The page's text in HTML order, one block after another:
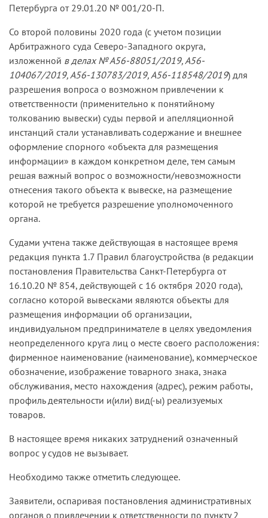
Петербурга от 29.01.20 № 001/20-П.
Со второй половины 2020 года (с учетом позиции
Арбитражного суда Северо-Западного округа,
изложенной в делах № А56-88051/2019, А56-
104067/2019, А56-130783/2019, А56-118548/2019) для
разрешения вопроса о возможном привлечении к
ответственности (применительно к понятийному
толкованию вывески) суды первой и апелляционной
инстанций стали устанавливать содержание и внешнее
оформление спорного «объекта для размещения
информации» в каждом конкретном деле, тем самым
решая важный вопрос о возможности/невозможности
отнесения такого объекта к вывеске, на размещение
которой не требуется разрешение уполномоченного
органа.
Судами учтена также действующая в настоящее время
редакция пункта 1.7 Правил благоустройства (в редакции
постановления Правительства Санкт-Петербурга от
16.10.20 № 854, действующей с 16 октября 2020 года),
согласно которой вывесками являются объекты для
размещения информации об организации,
индивидуальном предпринимателе в целях уведомления
неопределенного круга лиц о месте своего расположения:
фирменное наименование (наименование), коммерческое
обозначение, изображение товарного знака, знака
обслуживания, место нахождения (адрес), режим работы,
профиль деятельности и(или) вид(-ы) реализуемых
товаров.
В настоящее время никаких затруднений означенный
вопрос у судов не вызывает.
Необходимо также отметить следующее.
Заявители, оспаривая постановления административных
органов о привлечении к ответственности по пункту 2